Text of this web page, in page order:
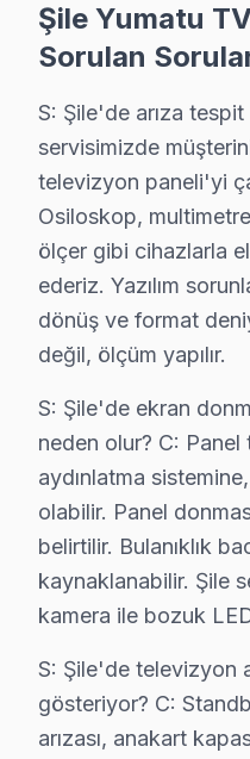
Yumatu TV
Fabrika Servis olarak
Şimdi arayın: 0850
Yumatu TV
Yumatu televizyon
Pratikte
Şile servisimizde
LED şerit
Şile Yumatu tamiri için
Dikkate almanız
Servis ekibimiz Şile
Görüntü donması ya
bu yüzden, Şile'de
Şile servisimizde
Şile genelinde
Şile Yumatu
Sorulan
S: Şile'de arıza tespit
servisimizde
televizyon paneli'yi
Osiloskop,
ölçer gibi cihazlarla
ederiz. Yazılım
dönüş ve format
değil, ölçüm yapılır.
S: Şile'de ekran
neden olur? C:
aydınlatma
olabilir. Panel
belirtilir. Bulanıklık
kaynaklanabilir. Şile
kamera ile bozuk
S: Şile'de televizyon
gösteriyor? C:
arızası, anakart